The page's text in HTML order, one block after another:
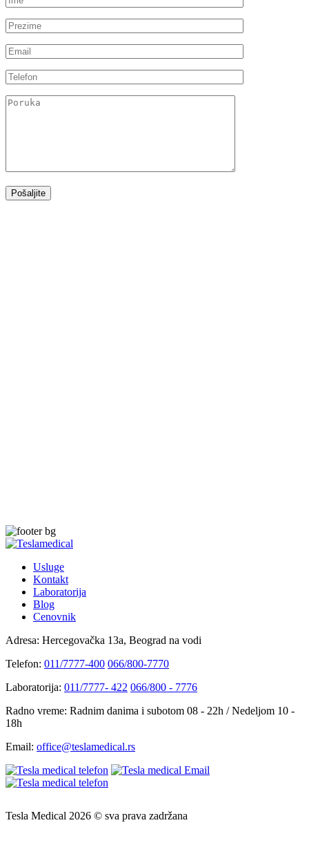
Usluge
Kontakt
Laboratorija
Blog
Cenovnik
Adresa: Hercegovačka 13a, Beograd na vodi
Telefon: 011/7777-400 066/800-7770
Laboratorija: 011/7777- 422 066/800 - 7776
Radno vreme: Radnim danima i subotom 08 - 22h / Nedeljom 10 -
18h
Email: office@teslamedical.rs
Tesla Medical 2026 © sva prava zadržana